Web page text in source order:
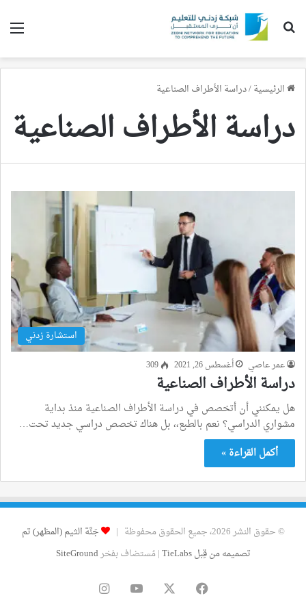
بحث عن
الرئيسية/دراسة الأطراف الصناعية
دراسة الأطراف الصناعية
استشارة زدني
عمر عاصي أغسطس 26, 2021 309
دراسة الأطراف الصناعية
هل يمكنني أن أتخصص في دراسة الأطراف الصناعية منذ بداية
مشواري الدراسي؟ نعم بالطبع،، بل هناك تخصص دراسي جديد تحت…
أكمل القراءة »
© حقوق النشر 2026، جميع الحقوق محفوظة |
جَنَّة الثيم (المظهر) تم
تصميمه من قِبل TieLabs
| مُستضاف بفخرSiteGround
فيسبوك ‫YouTube